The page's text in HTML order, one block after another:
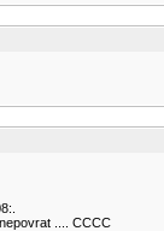
.... CCCC